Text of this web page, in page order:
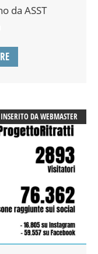
da ASST
INSERITO DAWEBMASTER